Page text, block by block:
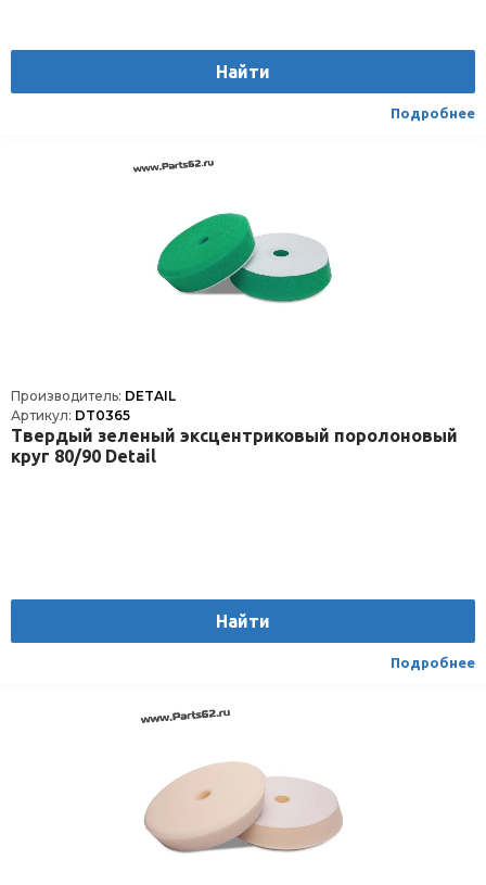
Найти
Подробнее
Производитель: DETAIL
Артикул: DT0365
Твердый зеленый эксцентриковый поролоновый
круг 80/90 Detail
Найти
Подробнее